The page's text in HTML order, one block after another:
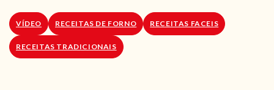
SOBRE NÓS
LOJA ONLINE
VÍDEO RECEITAS DE FORNO RECEITAS FACEIS
RECEITAS TRADICIONAIS